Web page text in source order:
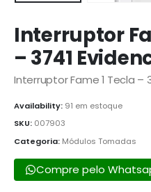
Interruptor
– 3741
Interruptor Fame 1 Tecla –
Availability: 91 em estoque
SKU: 007903
Categoria: Módulos Tomadas
Compre pelo